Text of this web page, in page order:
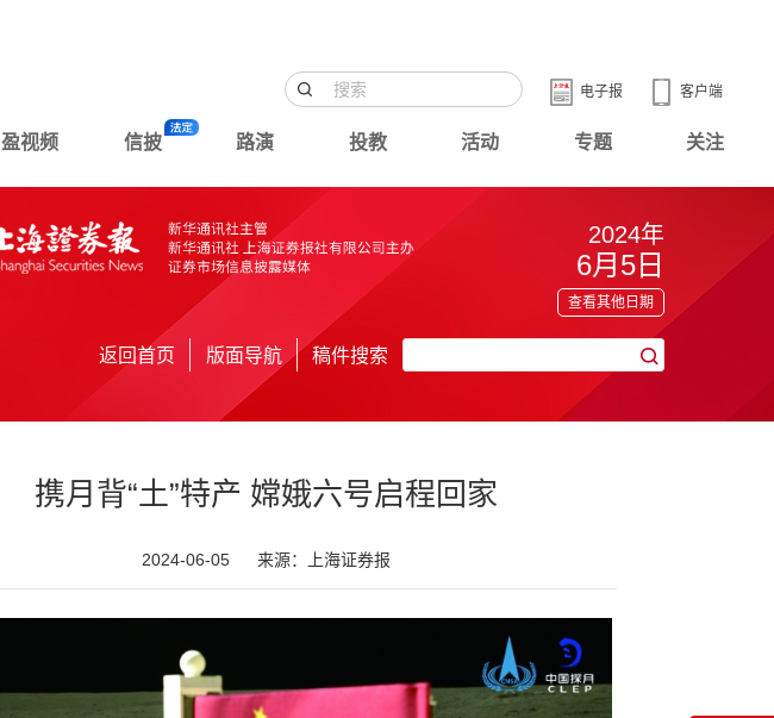
客户端
电子报
盈视频 信披 路演 投教 活动 专题 关注
2024年
6月5日
查看其他日期
返回首页 版面导航 稿件搜索
携月背“土”特产 嫦娥六号启程回家
2024-06-05 来源：上海证券报